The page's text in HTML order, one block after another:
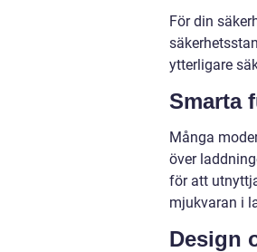
För din
ytterligare
Smarta
Många
över
för att
mjukvaran i
Design